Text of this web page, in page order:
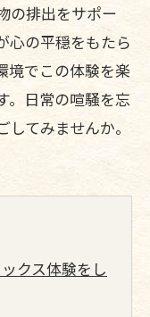
の排出をサポー
心の平穏をもたら
境でこの体験を楽
。日常の喧騒を忘
てみませんか。
クス体験をし